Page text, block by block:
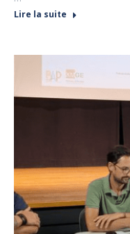
Lire la suite